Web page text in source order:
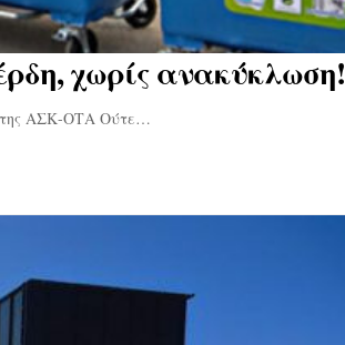
χωρίς ανακύκλωση!
της ΑΣΚ-ΟΤΑ Ούτε…